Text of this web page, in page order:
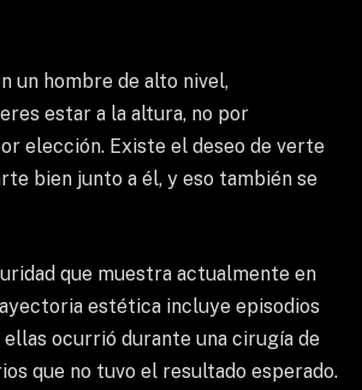
un hombre de alto nivel,
estar a la altura, no por
elección. Existe el deseo de verte
bien junto a él, y eso también se
que muestra actualmente en
estética incluye episodios
ellas ocurrió durante una cirugía de
que no tuvo el resultado esperado.